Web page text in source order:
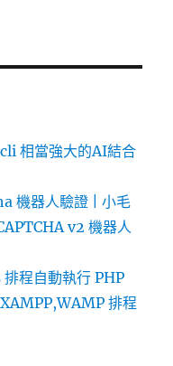
相當強大的AI結合
機器人驗證 | 小毛
v2 機器人
程自動執行 PHP
XAMPP,WAMP 排程